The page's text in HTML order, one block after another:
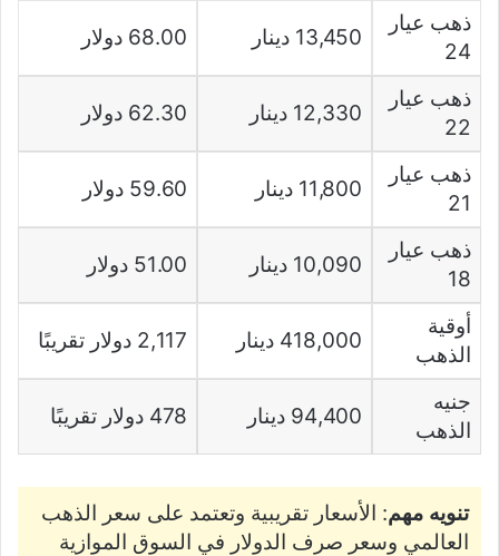
ذهب عيار
24
13,450 دينار 68.00 دولار
ذهب عيار
22
12,330 دينار 62.30 دولار
ذهب عيار
21
11,800 دينار 59.60 دولار
ذهب عيار
18
10,090 دينار 51.00 دولار
أوقية
الذهب
418,000 دينار 2,117 دولار تقريبًا
جنيه
الذهب
94,400 دينار 478 دولار تقريبًا
تنويه مهم: الأسعار تقريبية وتعتمد على سعر الذهب
العالمي وسعر صرف الدولار في السوق الموازية